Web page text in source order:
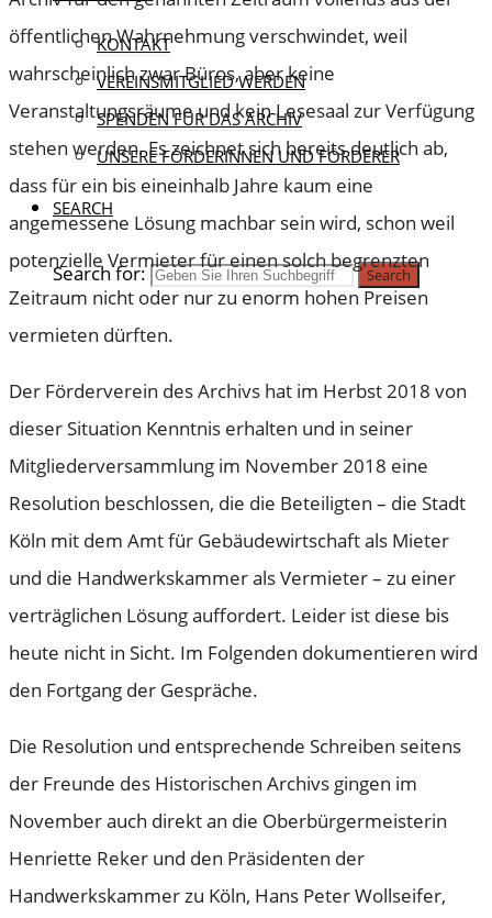
KONTAKT
VEREINSMITGLIED WERDEN
SPENDEN FÜR DAS ARCHIV
UNSERE FÖRDERINNEN UND FÖRDERER
SEARCH
Search for: Search
öffentlichen Wahrnehmung verschwindet, weil
wahrscheinlich zwar Büros, aber keine
Veranstaltungsräume und kein Lesesaal zur Verfügung
stehen werden. Es zeichnet sich bereits deutlich ab,
dass für ein bis eineinhalb Jahre kaum eine
angemessene Lösung machbar sein wird, schon weil
potenzielle Vermieter für einen solch begrenzten
Zeitraum nicht oder nur zu enorm hohen Preisen
vermieten dürften.
Der Förderverein des Archivs hat im Herbst 2018 von
dieser Situation Kenntnis erhalten und in seiner
Mitgliederversammlung im November 2018 eine
Resolution beschlossen, die die Beteiligten – die Stadt
Köln mit dem Amt für Gebäudewirtschaft als Mieter
und die Handwerkskammer als Vermieter – zu einer
verträglichen Lösung auffordert. Leider ist diese bis
heute nicht in Sicht. Im Folgenden dokumentieren wird
den Fortgang der Gespräche.
Die Resolution und entsprechende Schreiben seitens
der Freunde des Historischen Archivs gingen im
November auch direkt an die Oberbürgermeisterin
Henriette Reker und den Präsidenten der
Handwerkskammer zu Köln, Hans Peter Wollseifer,